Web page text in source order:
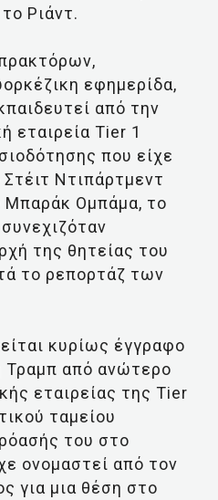
Ριάντ.
εφημερίδα,
από την
εταιρεία Tier 1
που είχε
Ντιπάρτμεντ
Μπαράκ Ομπάμα, το
της θητείας του
το ρεπορτάζ των
κυρίως έγγραφο
Τραμπ από ανώτερο
εταιρείας της Tier
ταμείου
του στο
ονομαστεί από τον
για μια θέση στο